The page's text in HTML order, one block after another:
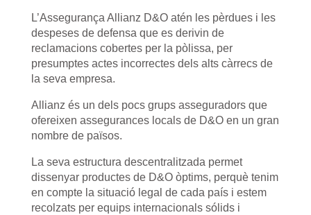
L’Assegurança Allianz D&O atén les pèrdues i les
despeses de defensa que es derivin de
reclamacions cobertes per la pòlissa, per
presumptes actes incorrectes dels alts càrrecs de
la seva empresa.
Allianz és un dels pocs grups asseguradors que
ofereixen assegurances locals de D&O en un gran
nombre de països.
La seva estructura descentralitzada permet
dissenyar productes de D&O òptims, perquè tenim
en compte la situació legal de cada país i estem
recolzats per equips internacionals sólids i